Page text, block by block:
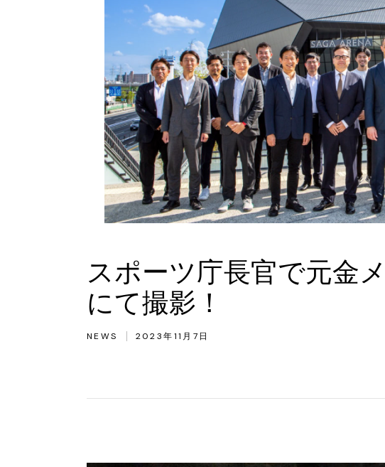
スポーツ庁長官で元金
にて撮影！
NEWS 2023年11月7日